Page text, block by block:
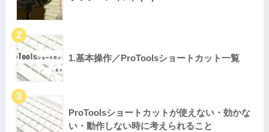
1.基本操作／ProToolsショートカット一覧
ProToolsショートカットが使えない・効かな
い・動作しない時に考えられること